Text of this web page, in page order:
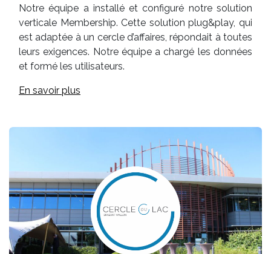
Notre équipe a installé et configuré notre solution
verticale Membership. Cette solution plug&play, qui
est adaptée à un cercle d’affaires, répondait à toutes
leurs exigences. Notre équipe a chargé les données
et formé les utilisateurs.
En savoir plus